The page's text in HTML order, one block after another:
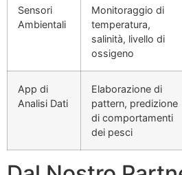
Sensori
Ambientali
Monitoraggio di
temperatura,
salinità, livello di
ossigeno
App di
Analisi Dati
Elaborazione di
pattern, predizione
di comportamenti
dei pesci